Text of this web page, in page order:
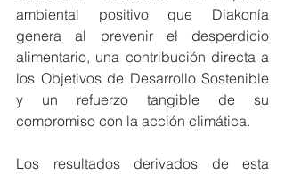
ambiental positivo que Diakonía
genera al prevenir el desperdicio
alimentario, una contribución directa a
los Objetivos de Desarrollo Sostenible
y un refuerzo tangible de su
compromiso con la acción climática.
Los resultados derivados de esta